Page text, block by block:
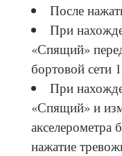
После
При
«Спящий»
бортовой сети
При
«Спящий» и
акселерометра
нажатие